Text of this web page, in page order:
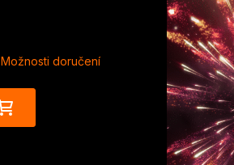
Možnosti doručení